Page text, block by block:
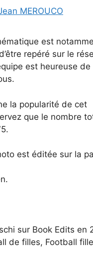
MEROUCO
est
repéré sur le
est heureuse de
la popularité de cet
que le nombre
est éditée sur la
sur Book Edits en
de filles, Football